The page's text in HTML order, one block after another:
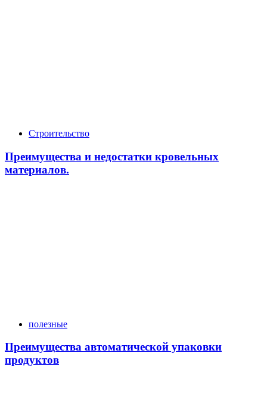
Строительство
Преимущества и недостатки кровельных
материалов.
полезные
Преимущества автоматической упаковки
продуктов